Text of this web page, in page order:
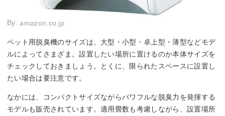
By:amazon.co.jp
ペット用脱臭機のサイズは、大型・小型・卓上型・薄型などモデ
ルによってさまざま。設置したい場所に置けるのか本体サイズを
チェックしておきましょう。とくに、限られたスペースに設置し
たい場合は要注意です。
なかには、コンパクトサイズながらパワフルな脱臭力を発揮する
モデルも販売されています。適用畳数も考慮しながら、設置場所